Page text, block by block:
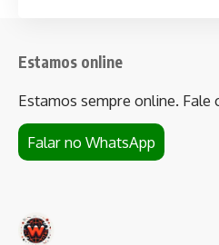
Estamos online
Estamos sempre online. Fale
Falar no WhatsApp